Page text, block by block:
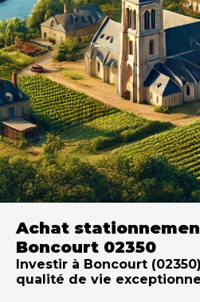
Achat
Boncourt 02350
Investir à Boncourt
qualité de vie